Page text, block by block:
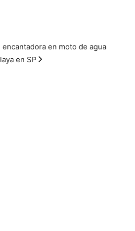
en moto de agua
en SP